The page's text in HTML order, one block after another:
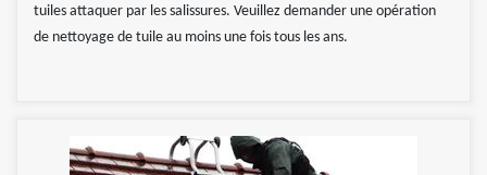
tuiles attaquer par les salissures. Veuillez demander une opération
de nettoyage de tuile au moins une fois tous les ans.